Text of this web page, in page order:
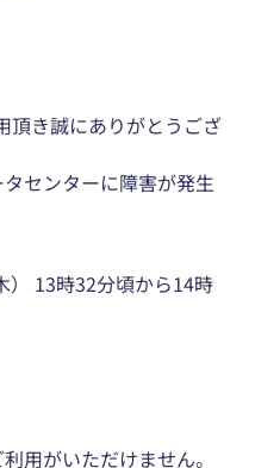
頂き誠にありがとうござ
センターに障害が発生
） 13時32分頃から14時
用がいただけません。